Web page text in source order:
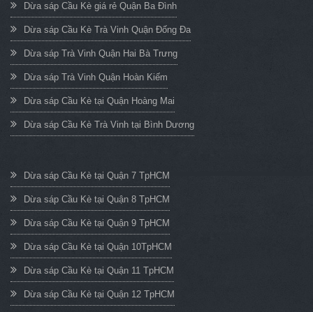
Dừa sáp Cầu Kè giá rẻ Quận Ba Đình
Dừa sáp Cầu Kè Trà Vinh Quận Đống Đa
Dừa sáp Trà Vinh Quận Hai Bà Trưng
Dừa sáp Trà Vinh Quận Hoàn Kiếm
Dừa sáp Cầu Kè tại Quận Hoàng Mai
Dừa sáp Cầu Kè Trà Vinh tại Bình Dương
Dừa sáp Cầu Kè tại Quận 7 TpHCM
Dừa sáp Cầu Kè tại Quận 8 TpHCM
Dừa sáp Cầu Kè tại Quận 9 TpHCM
Dừa sáp Cầu Kè tại Quận 10TpHCM
Dừa sáp Cầu Kè tại Quận 11 TpHCM
Dừa sáp Cầu Kè tại Quận 12 TpHCM